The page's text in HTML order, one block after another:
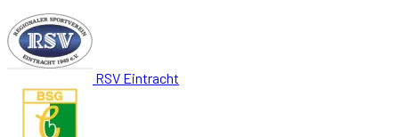
RSV Eintracht